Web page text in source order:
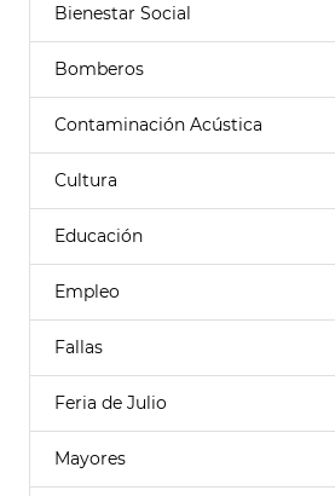
Bienestar Social
Bomberos
Contaminación Acústica
Cultura
Educación
Empleo
Fallas
Feria de Julio
Mayores